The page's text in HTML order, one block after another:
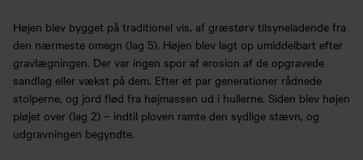
Højen blev bygget på traditionel vis, af græstørv tilsyneladende fra
den nærmeste omegn (lag 5). Højen blev lagt op umiddelbart efter
gravlægningen. Der var ingen spor af erosion af de opgravede
sandlag eller vækst på dem. Efter et par generationer rådnede
stolperne, og jord flød fra højmassen ud i hullerne. Siden blev højen
pløjet over (lag 2) – indtil ploven ramte den sydlige stævn, og
udgravningen begyndte.